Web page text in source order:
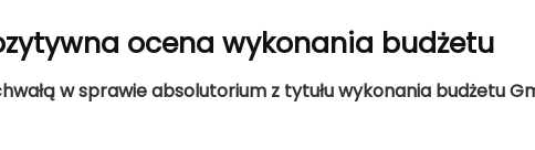
ocena wykonania budżetu
w sprawie absolutorium z tytułu wykonania budżetu